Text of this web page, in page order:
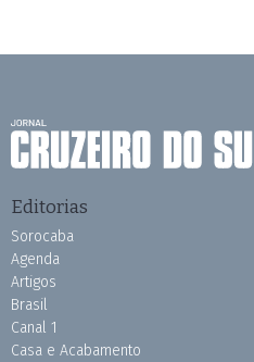
Editorias
Sorocaba
Agenda
Artigos
Brasil
Canal 1
Casa e Acabamento